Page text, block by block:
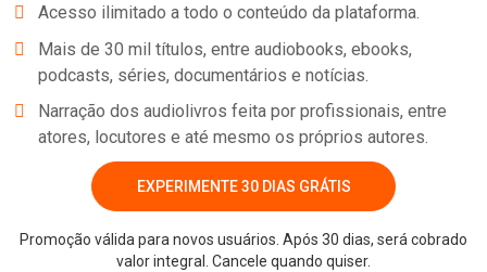
Acesso ilimitado a todo o conteúdo da plataforma.
Mais de 30 mil títulos, entre audiobooks, ebooks,
podcasts, séries, documentários e notícias.
Narração dos audiolivros feita por profissionais, entre
atores, locutores e até mesmo os próprios autores.
EXPERIMENTE 30 DIAS GRÁTIS
Promoção válida para novos usuários. Após 30 dias, será cobrado
valor integral. Cancele quando quiser.